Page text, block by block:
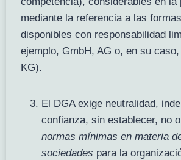
mediante la referencia a las
disponibles con responsabilidad
ejemplo, GmbH, AG o, en su
KG).
El DGA exige neutralidad,
confianza, sin establecer, no
normas mínimas en materia
sociedades para la